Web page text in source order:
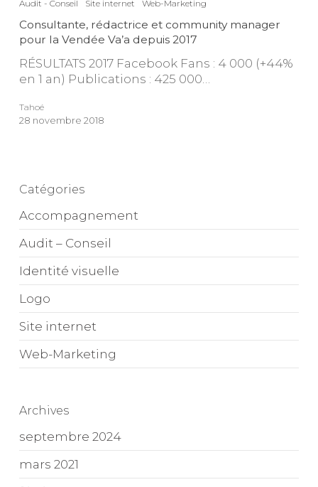
et
community
manager
pour
la
Vendée
Va’a
depuis
Audit - Conseil Site internet Web-Marketing
Consultante, rédactrice et community manager
pour la Vendée Va’a depuis 2017
RÉSULTATS 2017 Facebook Fans : 4 000 (+44%
en 1 an) Publications : 425 000…
Tahoé
28 novembre 2018
Catégories
Accompagnement
Audit – Conseil
Identité visuelle
Logo
Site internet
Web-Marketing
Archives
septembre 2024
mars 2021